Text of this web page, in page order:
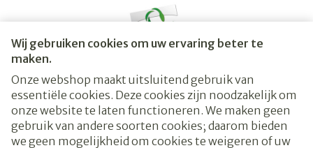
Wij gebruiken cookies om uw ervaring beter te
maken.
Onze webshop maakt uitsluitend gebruik van
essentiële cookies. Deze cookies zijn noodzakelijk om
onze website te laten functioneren. We maken geen
gebruik van andere soorten cookies; daarom bieden
we geen mogelijkheid om cookies te weigeren of uw
Juridische links